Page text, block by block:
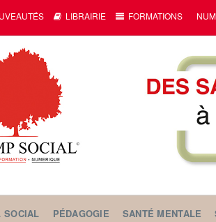
LIBRAIRIE FORMATIONS
SOCIAL PÉDAGOGIE SANTÉ MENTALE